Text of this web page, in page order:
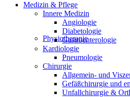
Physiotherapie
Medizin & Pflege
Innere Medizin
Angiologie
Diabetologie
Gastroenterologie
Kardiologie
Pneumologie
Chirurgie
Allgemein- und
Gefäßchirurgie und
Unfallchirurgie &